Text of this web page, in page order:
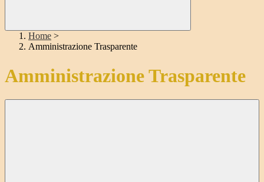
Home >
Amministrazione Trasparente
Amministrazione Trasparente